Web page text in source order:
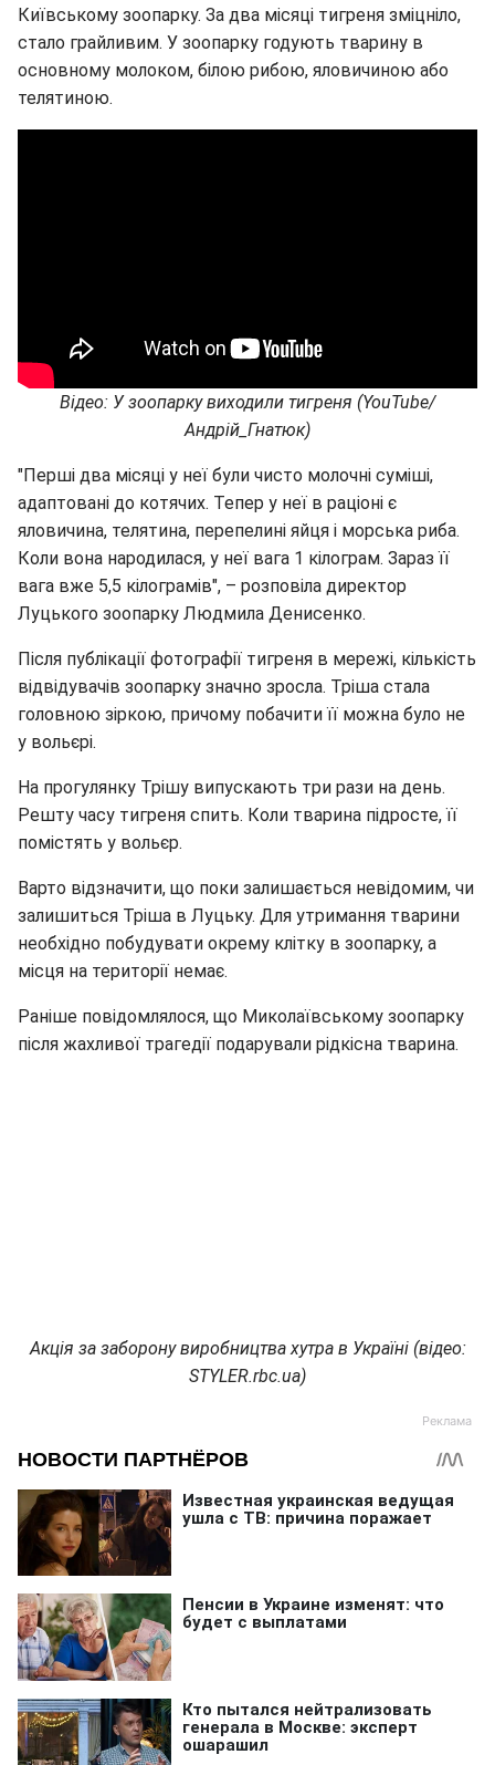
Київському зоопарку. За два місяці тигреня зміцніло,
стало грайливим. У зоопарку годують тварину в
основному молоком, білою рибою, яловичиною або
телятиною.
Відео: У зоопарку виходили тигреня (YouTube/
Андрій_Гнатюк)
"Перші два місяці у неї були чисто молочні суміші,
адаптовані до котячих. Тепер у неї в раціоні є
яловичина, телятина, перепелині яйця і морська риба.
Коли вона народилася, у неї вага 1 кілограм. Зараз її
вага вже 5,5 кілограмів", – розповіла директор
Луцького зоопарку Людмила Денисенко.
Після публікації фотографії тигреня в мережі, кількість
відвідувачів зоопарку значно зросла. Тріша стала
головною зіркою, причому побачити її можна було не
у вольєрі.
На прогулянку Трішу випускають три рази на день.
Решту часу тигреня спить. Коли тварина підросте, її
помістять у вольєр.
Варто відзначити, що поки залишається невідомим, чи
залишиться Тріша в Луцьку. Для утримання тварини
необхідно побудувати окрему клітку в зоопарку, а
місця на території немає.
Раніше повідомлялося, що Миколаївському зоопарку
після жахливої трагедії подарували рідкісна тварина.
Акція за заборону виробництва хутра в Україні (відео:
STYLER.rbc.ua)